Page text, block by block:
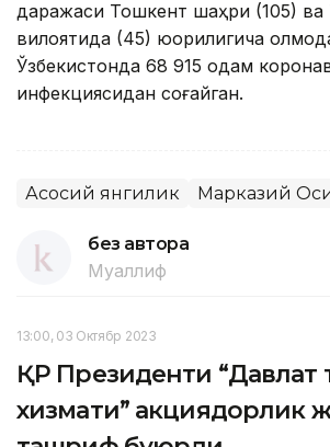
даражаси Тошкент шаҳри (105) ва
вилоятида (45) юқорилигича
Ўзбекистонда 68 915 одам
инфекциясидан соғайган.
Асосий янгилик Марказий
без автора
Муаллиф
13:00, 03 Октябр 2023
ҚР Президенти “Давлат
хизмати” акциядорлик